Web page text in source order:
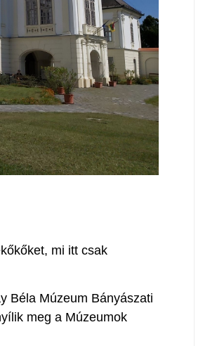
mi itt csak
Béla Múzeum Bányászati
meg a Múzeumok